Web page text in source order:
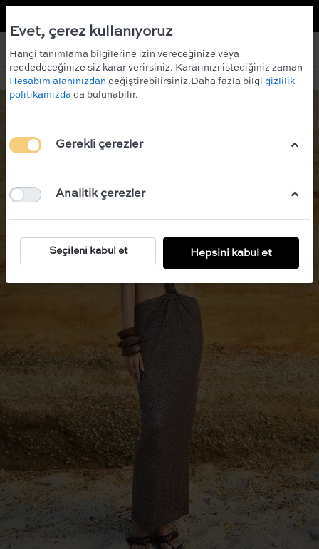
Evet, çerez kullanıyoruz
Hangi tanımlama bilgilerine izin vereceğinize veya
reddedeceğinize siz karar verirsiniz. Kararınızı istediğiniz zaman
Hesabım alanınızdan değiştirebilirsiniz.Daha fazla bilgi gizlilik
politikamızda da bulunabilir.
Gerekli çerezler
Analitik çerezler
Seçileni kabul et Hepsini kabul et